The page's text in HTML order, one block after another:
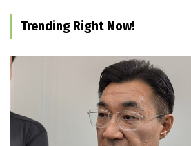
Trending Right Now!